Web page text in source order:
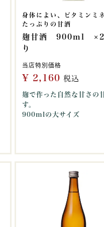
身体によい、ビタミンミ
たっぷりの甘酒
麹甘酒 900ml ×2
り
当店特別価格
¥ 2,160 税込
麹で作った自然な甘さの
す。
900mlの大サイズ